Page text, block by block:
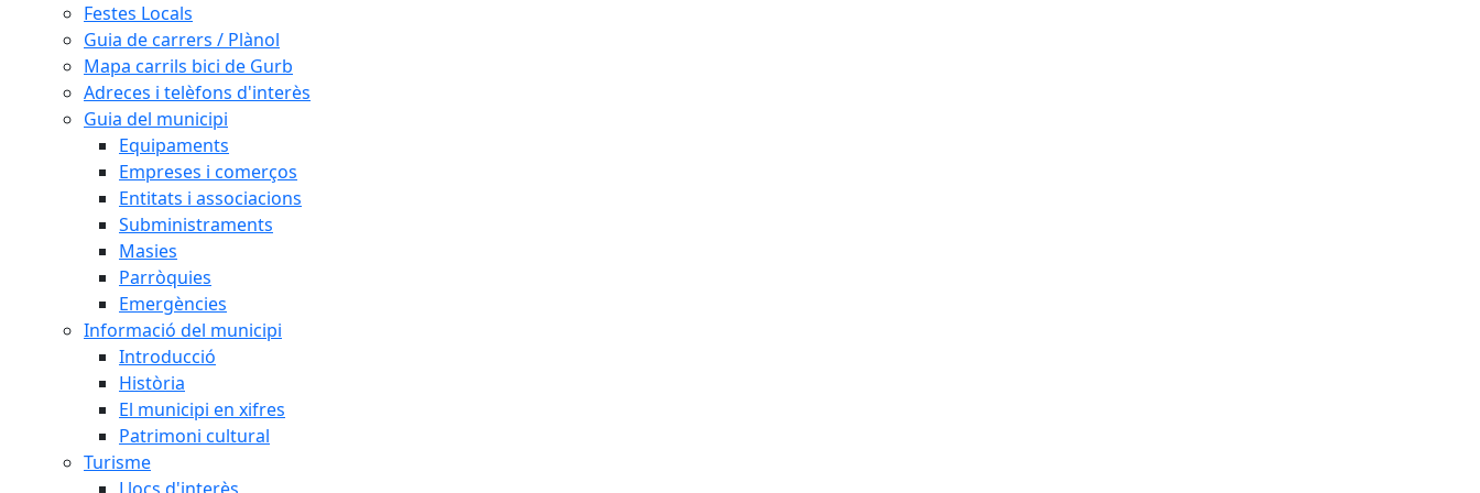
Festes Locals
Guia de carrers / Plànol
Mapa carrils bici de Gurb
Adreces i telèfons d'interès
Guia del municipi
Equipaments
Empreses i comerços
Entitats i associacions
Subministraments
Masies
Parròquies
Emergències
Informació del municipi
Introducció
Història
El municipi en xifres
Patrimoni cultural
Turisme